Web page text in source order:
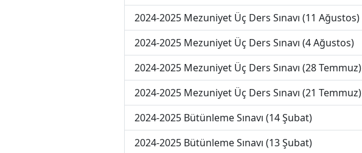
2024-2025 Mezuniyet Üç Ders Sınavı (11 Ağustos)
2024-2025 Mezuniyet Üç Ders Sınavı (4 Ağustos)
2024-2025 Mezuniyet Üç Ders Sınavı (28 Temmuz)
2024-2025 Mezuniyet Üç Ders Sınavı (21 Temmuz)
2024-2025 Bütünleme Sınavı (14 Şubat)
2024-2025 Bütünleme Sınavı (13 Şubat)